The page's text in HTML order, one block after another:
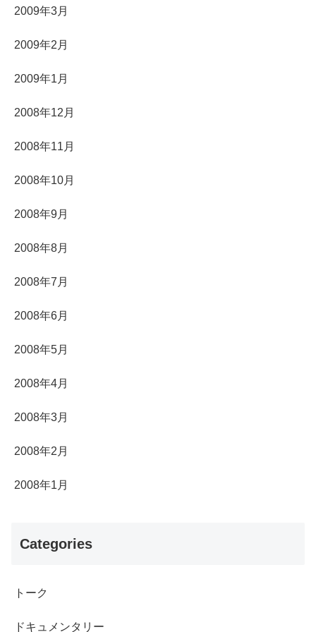
2009年3月
2009年2月
2009年1月
2008年12月
2008年11月
2008年10月
2008年9月
2008年8月
2008年7月
2008年6月
2008年5月
2008年4月
2008年3月
2008年2月
2008年1月
Categories
トーク
ドキュメンタリー